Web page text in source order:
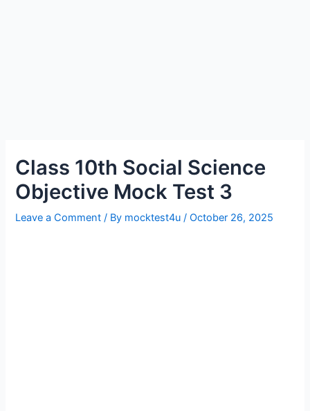
Class 10th Social Science
Objective Mock Test 3
Leave a Comment / By mocktest4u /October 26, 2025